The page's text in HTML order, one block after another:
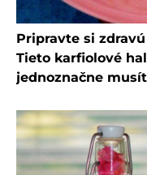
Pripravte si
Tieto karfiolové
jednoznačne